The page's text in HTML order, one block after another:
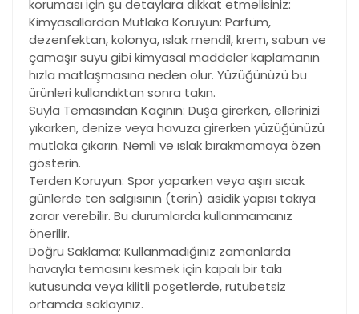
koruması için şu detaylara dikkat etmelisiniz:
Kimyasallardan Mutlaka Koruyun: Parfüm,
dezenfektan, kolonya, ıslak mendil, krem, sabun ve
çamaşır suyu gibi kimyasal maddeler kaplamanın
hızla matlaşmasına neden olur. Yüzüğünüzü bu
ürünleri kullandıktan sonra takın.
Suyla Temasından Kaçının: Duşa girerken, ellerinizi
yıkarken, denize veya havuza girerken yüzüğünüzü
mutlaka çıkarın. Nemli ve ıslak bırakmamaya özen
gösterin.
Terden Koruyun: Spor yaparken veya aşırı sıcak
günlerde ten salgısının (terin) asidik yapısı takıya
zarar verebilir. Bu durumlarda kullanmamanız
önerilir.
Doğru Saklama: Kullanmadığınız zamanlarda
havayla temasını kesmek için kapalı bir takı
kutusunda veya kilitli poşetlerde, rutubetsiz
ortamda saklayınız.